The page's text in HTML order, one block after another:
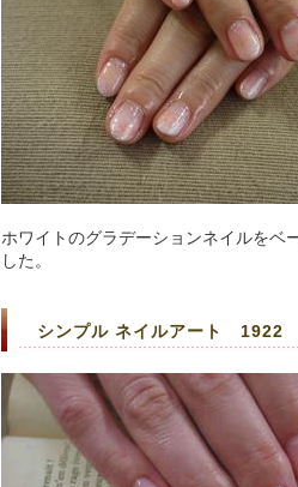
ホワイトのグラデーションネイルをベ
した。
シンプル ネイルアート 1922